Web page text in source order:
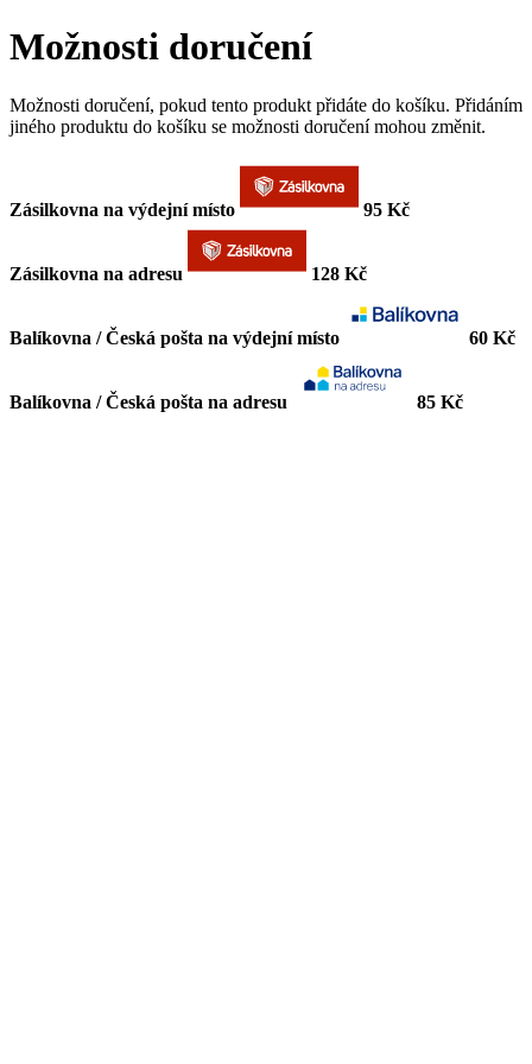
Možnosti doručení
Možnosti doručení, pokud tento produkt přidáte do košíku. Přidáním
jiného produktu do košíku se možnosti doručení mohou změnit.
Zásilkovna na výdejní místo 95 Kč
Zásilkovna na adresu 128 Kč
Balíkovna / Česká pošta na výdejní místo 60 Kč
Balíkovna / Česká pošta na adresu 85 Kč